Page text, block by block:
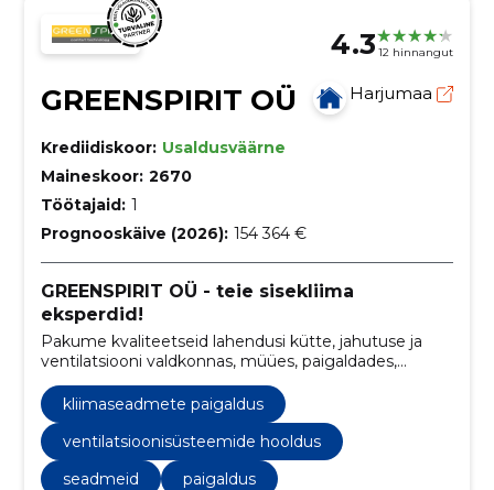
4.3 12 hinnangut
GREENSPIRIT OÜ Harjumaa
Krediidiskoor: Usaldusväärne
Maineskoor: 2670
Töötajaid: 1
Prognooskäive (2026): 154 364 €
GREENSPIRIT OÜ - teie sisekliima
eksperdid!
Pakume kvaliteetseid lahendusi kütte, jahutuse ja
ventilatsiooni valdkonnas, müües, paigaldades,
õhksoojuspumpasid, konditsioneere ja
ventilatsiooniseadmeid.
kliimaseadmete paigaldus
ventilatsioonisüsteemide hooldus
seadmeid
paigaldus